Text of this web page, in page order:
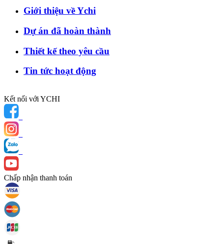
Giới thiệu về Ychi
Dự án đã hoàn thành
Thiết kế theo yêu cầu
Tin tức hoạt động
Kết nối với YCHI
Chấp nhận thanh toán